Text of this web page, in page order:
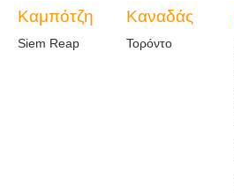
Καμπότζη
Siem Reap
Καναδάς
Τορόντο